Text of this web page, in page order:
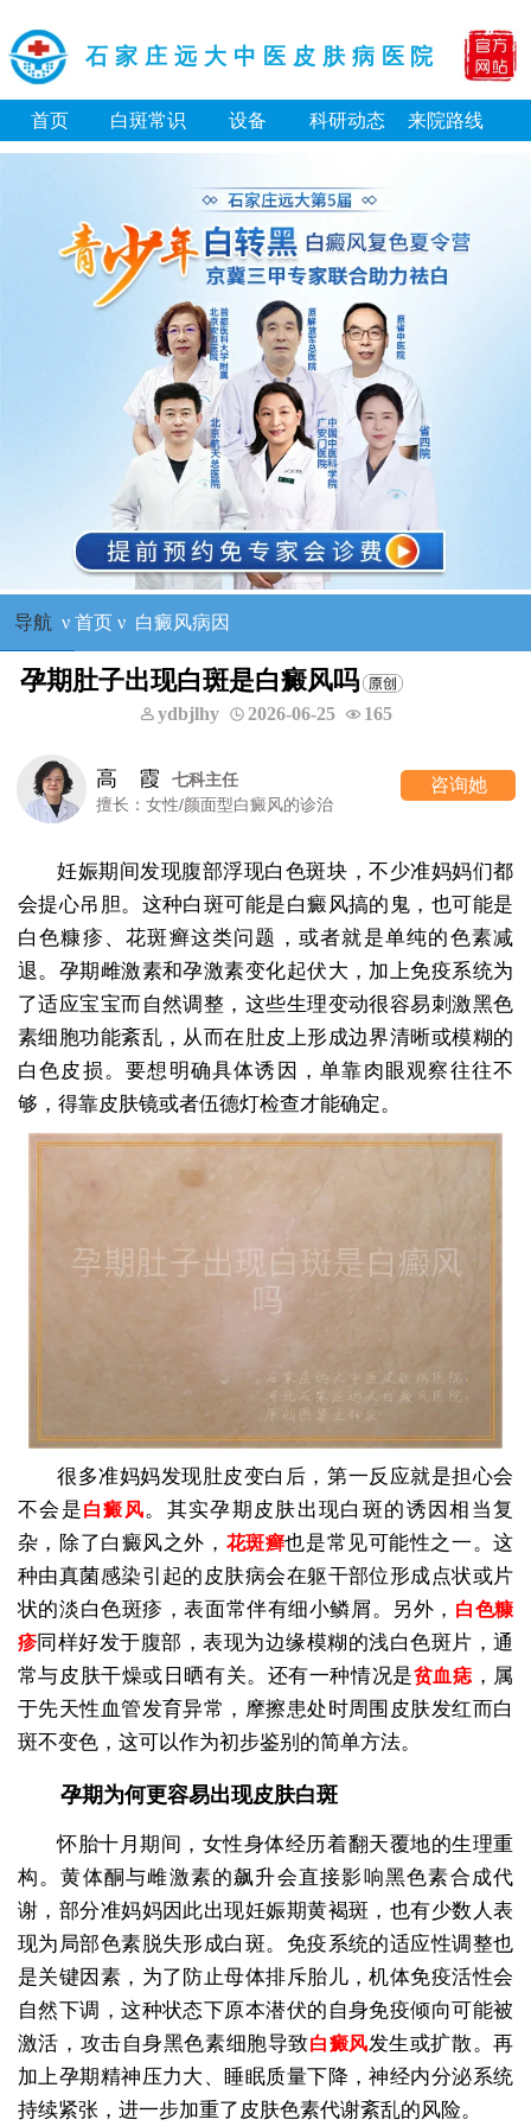
石家庄远大中医皮肤病医院
首页 白斑常识 设备 科研动态 来院路线
导航 ν 首页ν 白癜风病因
孕期肚子出现白斑是白癜风吗
ydbjlhy 2026-06-25 165
高 霞
七科主任
擅长：女性/颜面型白癜风的诊治
咨询她
妊娠期间发现腹部浮现白色斑块，不少准妈妈们都
会提心吊胆。这种白斑可能是白癜风搞的鬼，也可能是
白色糠疹、花斑癣这类问题，或者就是单纯的色素减
退。孕期雌激素和孕激素变化起伏大，加上免疫系统为
了适应宝宝而自然调整，这些生理变动很容易刺激黑色
素细胞功能紊乱，从而在肚皮上形成边界清晰或模糊的
白色皮损。要想明确具体诱因，单靠肉眼观察往往不
够，得靠皮肤镜或者伍德灯检查才能确定。
很多准妈妈发现肚皮变白后，第一反应就是担心会
不会是白癜风。其实孕期皮肤出现白斑的诱因相当复
杂，除了白癜风之外， 花斑癣也是常见可能性之一。这
种由真菌感染引起的皮肤病会在躯干部位形成点状或片
状的淡白色斑疹，表面常伴有细小鳞屑。另外， 白色糠
疹同样好发于腹部，表现为边缘模糊的浅白色斑片，通
常与皮肤干燥或日晒有关。还有一种情况是贫血痣，属
于先天性血管发育异常，摩擦患处时周围皮肤发红而白
斑不变色，这可以作为初步鉴别的简单方法。
孕期为何更容易出现皮肤白斑
怀胎十月期间，女性身体经历着翻天覆地的生理重
构。黄体酮与雌激素的飙升会直接影响黑色素合成代
谢，部分准妈妈因此出现妊娠期黄褐斑，也有少数人表
现为局部色素脱失形成白斑。免疫系统的适应性调整也
是关键因素，为了防止母体排斥胎儿，机体免疫活性会
自然下调，这种状态下原本潜伏的自身免疫倾向可能被
激活，攻击自身黑色素细胞导致白癜风发生或扩散。再
加上孕期精神压力大、睡眠质量下降，神经内分泌系统
持续紧张，进一步加重了皮肤色素代谢紊乱的风险。